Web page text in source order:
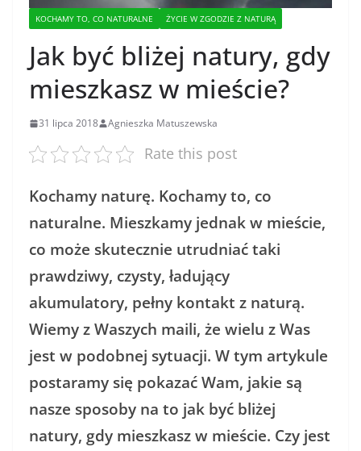
KOCHAMY TO, CO NATURALNE ŻYCIE W ZGODZIE Z NATURĄ
Jak być bliżej natury, gdy
mieszkasz w mieście?
31 lipca 2018 Agnieszka Matuszewska
Rate this post
Kochamy naturę. Kochamy to, co
naturalne. Mieszkamy jednak w mieście,
co może skutecznie utrudniać taki
prawdziwy, czysty, ładujący
akumulatory, pełny kontakt z naturą.
Wiemy z Waszych maili, że wielu z Was
jest w podobnej sytuacji. W tym artykule
postaramy się pokazać Wam, jakie są
nasze sposoby na to jak być bliżej
natury, gdy mieszkasz w mieście. Czy jest